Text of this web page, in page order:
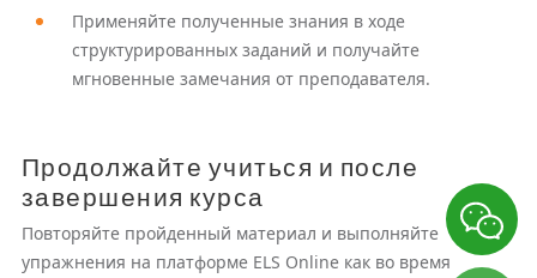
Применяйте полученные знания в ходе
структурированных заданий и получайте
мгновенные замечания от преподавателя.
Продолжайте учиться и после
завершения курса
Повторяйте пройденный материал и выполняйте
упражнения на платформе ELS Online как во время